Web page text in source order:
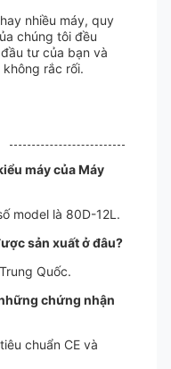
nhiều máy, quy
chúng tôi đều
tư của bạn và
rắc rối.
máy của Máy
model là 80D-12L.
sản xuất ở đâu?
Quốc.
chứng nhận
chuẩn CE và